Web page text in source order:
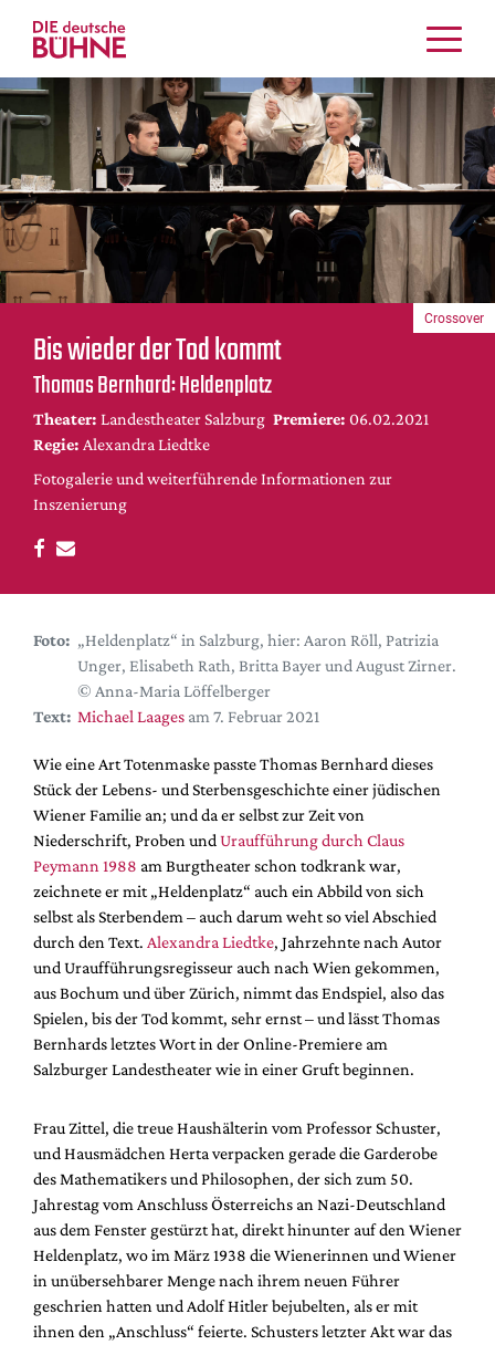
Kritiken
Schauspiel
Musiktheater
Tanz
Crossover
Bühnenwelt
Festivals & Veranstaltungen
Menschen & Theater
Themen
Internationales
Nachrufe
Medientipps
DdB-map
Kalender
Premierensuche
Hefte
Alle Hefte
Leseproben
Podcast
Service
Shop / Abo
Newsletter
Redaktion
Autor:innen
Partner
Mediadaten
Suche
Bis wieder der Tod kommt
Thomas Bernhard: Heldenplatz
Theater: Landestheater Salzburg Premiere: 06.02.2021
Regie: Alexandra Liedtke
Fotogalerie und weiterführende Informationen zur
Inszenierung
Crossover
Foto: „Heldenplatz“ in Salzburg, hier: Aaron Röll, Patrizia
Unger, Elisabeth Rath, Britta Bayer und August Zirner.
© Anna-Maria Löffelberger
Text: Michael Laages am 7. Februar 2021
Wie eine Art Totenmaske passte Thomas Bernhard dieses
Stück der Lebens- und Sterbensgeschichte einer jüdischen
Wiener Familie an; und da er selbst zur Zeit von
Niederschrift, Proben und Uraufführung durch Claus
Peymann 1988 am Burgtheater schon todkrank war,
zeichnete er mit „Heldenplatz“ auch ein Abbild von sich
selbst als Sterbendem – auch darum weht so viel Abschied
durch den Text. Alexandra Liedtke, Jahrzehnte nach Autor
und Uraufführungsregisseur auch nach Wien gekommen,
aus Bochum und über Zürich, nimmt das Endspiel, also das
Spielen, bis der Tod kommt, sehr ernst – und lässt Thomas
Bernhards letztes Wort in der Online-Premiere am
Salzburger Landestheater wie in einer Gruft beginnen.
Frau Zittel, die treue Haushälterin vom Professor Schuster,
und Hausmädchen Herta verpacken gerade die Garderobe
des Mathematikers und Philosophen, der sich zum 50.
Jahrestag vom Anschluss Österreichs an Nazi-Deutschland
aus dem Fenster gestürzt hat, direkt hinunter auf den Wiener
Heldenplatz, wo im März 1938 die Wienerinnen und Wiener
in unübersehbarer Menge nach ihrem neuen Führer
geschrien hatten und Adolf Hitler bejubelten, als er mit
ihnen den „Anschluss“ feierte. Schusters letzter Akt war das